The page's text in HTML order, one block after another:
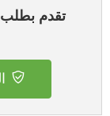
تقدم بطلب